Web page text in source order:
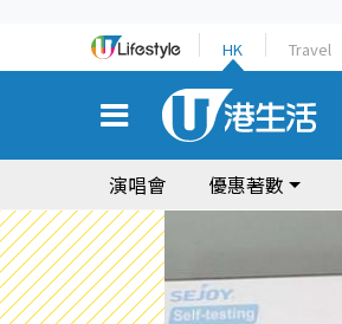
HK Travel
演唱會 優惠著數